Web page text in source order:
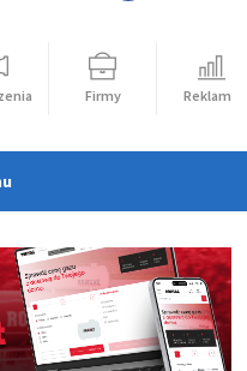
Firmy Reklama